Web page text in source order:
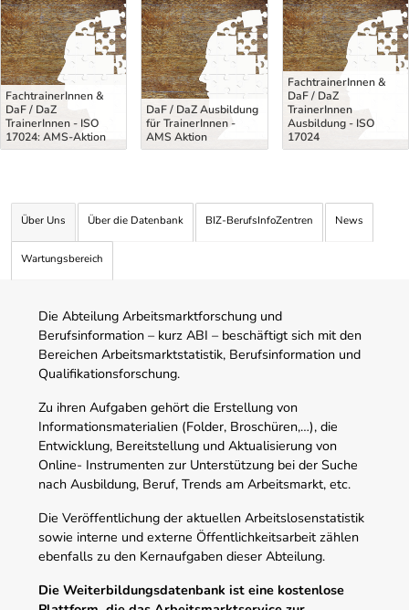
FachtrainerInnen &
DaF / DaZ
TrainerInnen - ISO
17024: AMS-Aktion
DaF / DaZ Ausbildung
für TrainerInnen -
AMS Aktion
FachtrainerInnen &
DaF / DaZ
TrainerInnen
Ausbildung - ISO
17024
Über Uns Über die Datenbank BIZ-BerufsInfoZentren News
Wartungsbereich
Die Abteilung Arbeitsmarktforschung und
Berufsinformation – kurz ABI – beschäftigt sich mit den
Bereichen Arbeitsmarktstatistik, Berufsinformation und
Qualifikationsforschung.
Zu ihren Aufgaben gehört die Erstellung von
Informationsmaterialien (Folder, Broschüren,…), die
Entwicklung, Bereitstellung und Aktualisierung von
Online- Instrumenten zur Unterstützung bei der Suche
nach Ausbildung, Beruf, Trends am Arbeitsmarkt, etc.
Die Veröffentlichung der aktuellen Arbeitslosenstatistik
sowie interne und externe Öffentlichkeitsarbeit zählen
ebenfalls zu den Kernaufgaben dieser Abteilung.
Die Weiterbildungsdatenbank ist eine kostenlose